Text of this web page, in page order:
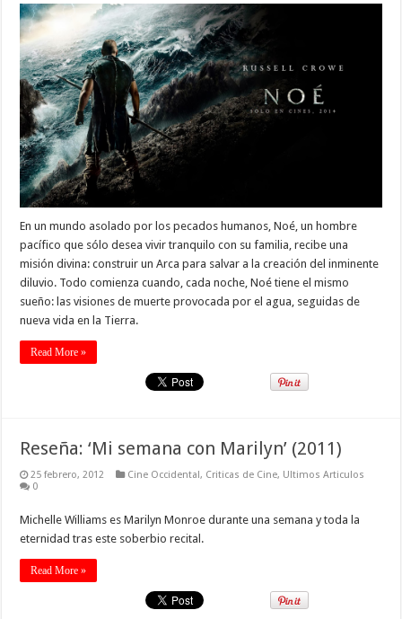
En un mundo asolado por los pecados humanos, Noé, un hombre
pacífico que sólo desea vivir tranquilo con su familia, recibe una
misión divina: construir un Arca para salvar a la creación del inminente
diluvio. Todo comienza cuando, cada noche, Noé tiene el mismo
sueño: las visiones de muerte provocada por el agua, seguidas de
nueva vida en la Tierra.
Read More »
Reseña: ‘Mi semana con Marilyn’ (2011)
25 febrero, 2012 Cine Occidental, Criticas de Cine, Ultimos Articulos
0
Michelle Williams es Marilyn Monroe durante una semana y toda la
eternidad tras este soberbio recital.
Read More »